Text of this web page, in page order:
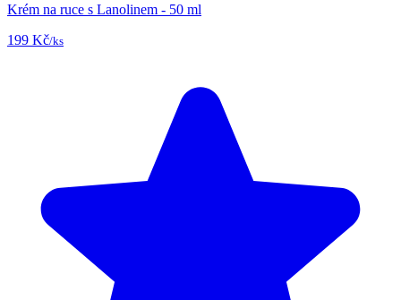
Krém na ruce s Lanolinem - 50 ml
199 Kč/ks